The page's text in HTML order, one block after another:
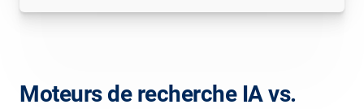
Moteurs de recherche IA vs.